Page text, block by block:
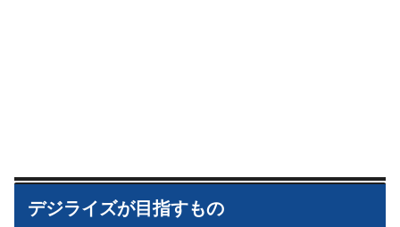
デジライズが目指すもの